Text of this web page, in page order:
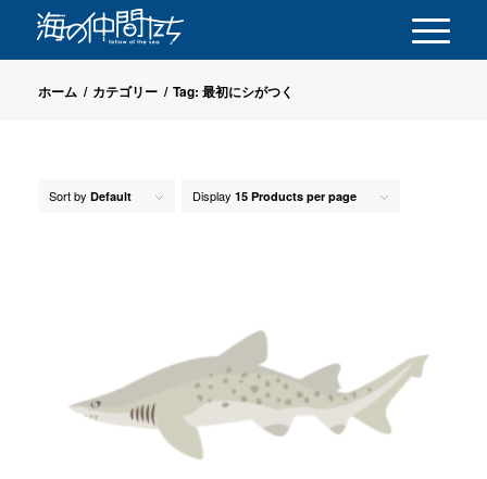
ホーム / カテゴリー / Tag: 最初にシがつく
Sort by Default Display 15 Products per page